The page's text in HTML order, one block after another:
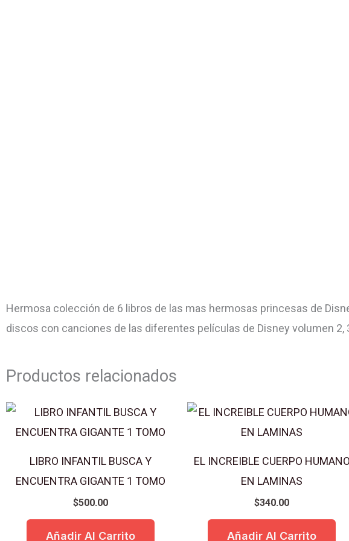
Hermosa colección de 6 libros de las mas hermosas princesas de
discos con canciones de las diferentes películas de Disney volumen 2,
Productos relacionados
LIBRO INFANTIL BUSCA Y
ENCUENTRA GIGANTE 1 TOMO
$500.00
Añadir Al Carrito
EL INCREIBLE CUERPO HUMANO
EN LAMINAS
$340.00
Añadir Al Carrito